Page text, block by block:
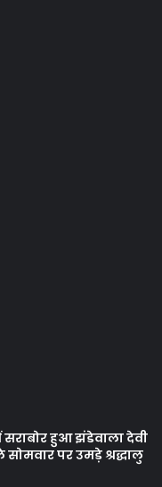
हुआ झंडेवाला देवी
पर उमड़े श्रद्धालु